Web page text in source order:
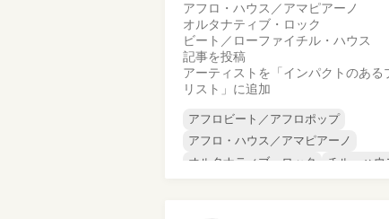
アフロ・ハウス／アマピアーノ
オルタナティブ・ロック
ビート／ローファイチル・ハウス
記事を投稿
アーティストを「インパクトのある
リスト」に追加
アフロビート／アフロポップ
アフロ・ハウス／アマピアーノ
オルタナティブ・ロック
チル・ハウ